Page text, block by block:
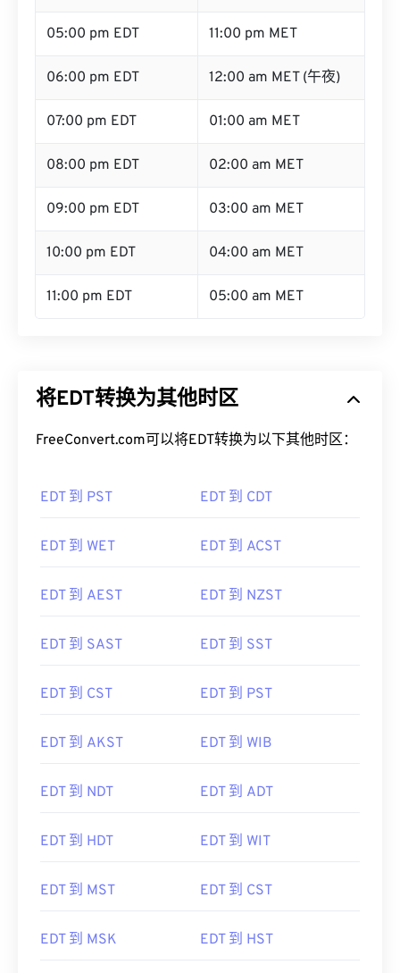
05:00 pm EDT 11:00 pm MET
06:00 pm EDT 12:00 am MET (午夜)
07:00 pm EDT 01:00 am MET
08:00 pm EDT 02:00 am MET
09:00 pm EDT 03:00 am MET
10:00 pm EDT 04:00 am MET
11:00 pm EDT 05:00 am MET
将EDT转换为其他时区
FreeConvert.com可以将EDT转换为以下其他时区：
EDT 到 PST EDT 到 CDT
EDT 到 WET EDT 到 ACST
EDT 到 AEST EDT 到 NZST
EDT 到 SAST EDT 到 SST
EDT 到 CST EDT 到 PST
EDT 到 AKST EDT 到 WIB
EDT 到 NDT EDT 到 ADT
EDT 到 HDT EDT 到 WIT
EDT 到 MST EDT 到 CST
EDT 到 MSK EDT 到 HST